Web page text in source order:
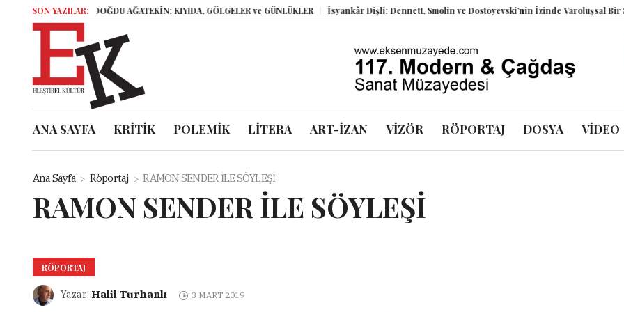
SON YAZILAR:
AYDOĞDU AĞATEKİN: KIYIDA, GÖLGELER ve GÜNLÜKLER İsyankâr Dişli: Dennett, Smolin ve Dostoyevski’nin İzinde Varoluşsal Bir Sentez
ANA SAYFA KRİTİK POLEMİK LİTERA ART-İZAN VİZÖR RÖPORTAJ DOSYA VİDEO
Ana Sayfa Röportaj RAMON SENDER İLE SÖYLEŞİ
RAMON SENDER İLE SÖYLEŞİ
RÖPORTAJ
Yazar: Halil Turhanlı 3 MART 2019